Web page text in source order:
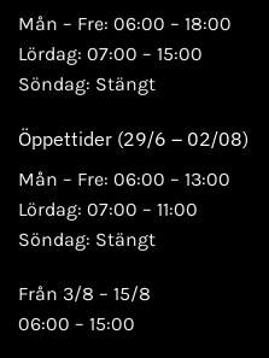
Mån – Fre: 06:00 – 18:00
Lördag: 07:00 – 15:00
Söndag: Stängt
Öppettider (29/6 – 02/08)
Mån – Fre: 06:00 – 13:00
Lördag: 07:00 – 11:00
Söndag: Stängt
Från 3/8 – 15/8
06:00 – 15:00